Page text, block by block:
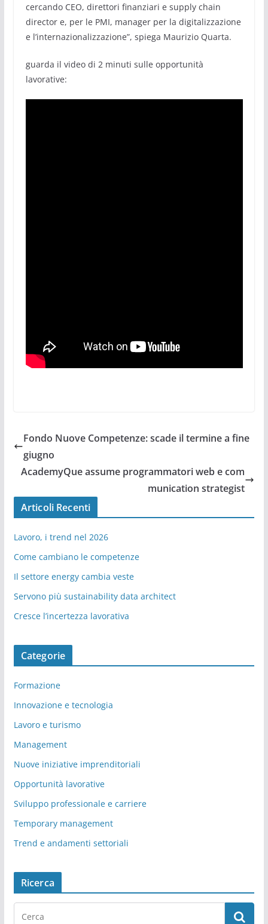
cercando CEO, direttori finanziari e supply chain
director e, per le PMI, manager per la digitalizzazione
e l’internazionalizzazione”, spiega Maurizio Quarta.
guarda il video di 2 minuti sulle opportunità
lavorative:
Fondo Nuove Competenze: scade il termine a fine
giugno
AcademyQue assume programmatori web e com
munication strategist
Articoli Recenti
Lavoro, i trend nel 2026
Come cambiano le competenze
Il settore energy cambia veste
Servono più sustainability data architect
Cresce l’incertezza lavorativa
Categorie
Formazione
Innovazione e tecnologia
Lavoro e turismo
Management
Nuove iniziative imprenditoriali
Opportunità lavorative
Sviluppo professionale e carriere
Temporary management
Trend e andamenti settoriali
Ricerca